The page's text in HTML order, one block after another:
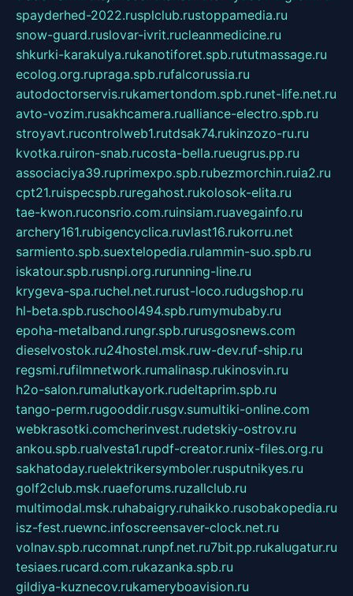
spayderhed-2022.rusplclub.rustoppamedia.ru
snow-guard.ruslovar-ivrit.rucleanmedicine.ru
shkurki-karakulya.rukanotiforet.spb.rututmassage.ru
ecolog.org.rupraga.spb.rufalcorussia.ru
autodoctorservis.rukamertondom.spb.runet-life.net.ru
avto-vozim.rusakhcamera.rualliance-electro.spb.ru
stroyavt.rucontrolweb1.rutdsak74.rukinzozo-ru.ru
kvotka.ruiron-snab.rucosta-bella.rueugrus.pp.ru
associaciya39.ruprimexpo.spb.rubezmorchin.ruia2.ru
cpt21.ruispecspb.ruregahost.rukolosok-elita.ru
tae-kwon.ruconsrio.com.ruinsiam.ruavegainfo.ru
archery161.rubigencyclica.ruvlast16.rukorru.net
sarmiento.spb.suextelopedia.rulammin-suo.spb.ru
iskatour.spb.rusnpi.org.rurunning-line.ru
krygeva-spa.ruchel.net.rurust-loco.rudugshop.ru
hl-beta.spb.ruschool494.spb.rumymubaby.ru
epoha-metalband.rungr.spb.rurusgosnews.com
dieselvostok.ru24hostel.msk.ruw-dev.ruf-ship.ru
regsmi.rufilmnetwork.rumalinasp.rukinosvin.ru
h2o-salon.rumalutkayork.rudeltaprim.spb.ru
tango-perm.rugooddir.rusgv.sumultiki-online.com
webkrasotki.comcherinvest.rudetskiy-ostrov.ru
ankou.spb.rualvesta1.rupdf-creator.runix-files.org.ru
sakhatoday.ruelektrikersymboler.rusputnikyes.ru
golf2club.msk.ruaeforums.ruzallclub.ru
multimodal.msk.ruhabaigry.ruhaikko.rusobakopedia.ru
isz-fest.ruewnc.infoscreensaver-clock.net.ru
volnav.spb.rucomnat.runpf.net.ru7bit.pp.rukalugatur.ru
tesiaes.rucard.com.rukazanka.spb.ru
gildiya-kuznecov.rukameryboavision.ru